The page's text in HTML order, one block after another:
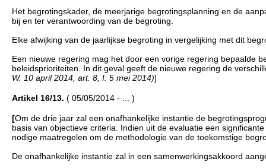
Het begrotingskader, de meerjarige begrotingsplanning en de
bij en ter verantwoording van de begroting.
Elke afwijking van de jaarlijkse begroting in vergelijking met dit
Een nieuwe regering mag het door een vorige regering bepaalde
beleidsprioriteiten. In dit geval geeft de nieuwe regering de
W. 10 april 2014, art. 8, I: 5 mei 2014)]
Artikel 16/13. ( 05/05/2014 - ... )
[Om de drie jaar zal een onafhankelijke instantie de
basis van objectieve criteria. Indien uit de evaluatie een
nodige maatregelen om de methodologie van de toekomstige
De onafhankelijke instantie zal in een samenwerkingsakkoord